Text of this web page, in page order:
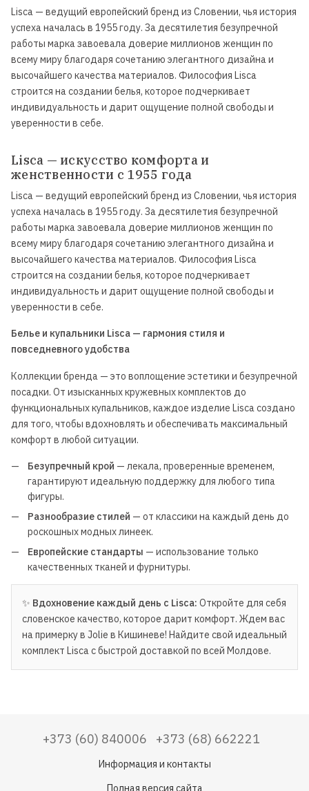
Lisca — искусство комфорта и
женственности с 1955 года
Lisca — ведущий европейский бренд из Словении, чья история
успеха началась в 1955 году. За десятилетия безупречной
работы марка завоевала доверие миллионов женщин по
всему миру благодаря сочетанию элегантного дизайна и
высочайшего качества материалов. Философия Lisca
строится на создании белья, которое подчеркивает
индивидуальность и дарит ощущение полной свободы и
уверенности в себе.
Белье и купальники Lisca — гармония стиля и
повседневного удобства
Коллекции бренда — это воплощение эстетики и безупречной
посадки. От изысканных кружевных комплектов до
функциональных купальников, каждое изделие Lisca создано
для того, чтобы вдохновлять и обеспечивать максимальный
комфорт в любой ситуации.
Безупречный крой — лекала, проверенные временем,
гарантируют идеальную поддержку для любого типа
фигуры.
Разнообразие стилей — от классики на каждый день до
роскошных модных линеек.
Европейские стандарты — использование только
качественных тканей и фурнитуры.
✨ Вдохновение каждый день с Lisca: Откройте для себя
словенское качество, которое дарит комфорт. Ждем вас
на примерку в Jolie в Кишиневе! Найдите свой идеальный
комплект Lisca с быстрой доставкой по всей Молдове.
Lisca — ведущий европейский бренд из Словении, чья история
успеха началась в 1955 году. За десятилетия безупречной
работы марка завоевала доверие миллионов женщин по
всему миру благодаря сочетанию элегантного дизайна и
высочайшего качества материалов. Философия Lisca
строится на создании белья, которое подчеркивает
индивидуальность и дарит ощущение полной свободы и
уверенности в себе.
+373 (60) 840006 +373 (68) 662221
Информация и контакты
Полная версия сайта